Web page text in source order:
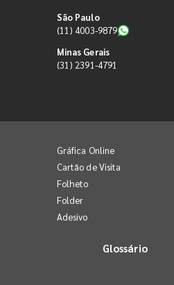
São Paulo
(11) 4003-9879
Minas Gerais
(31) 2391-4791
Gráfica Online
Cartão de Visita
Folheto
Folder
Adesivo
Glossário